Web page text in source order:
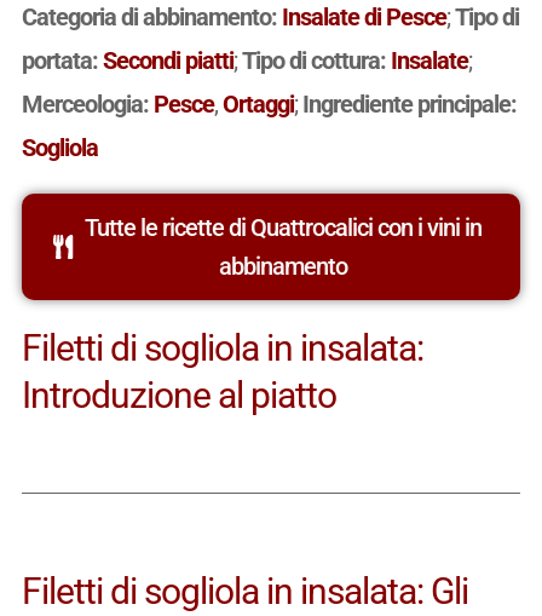
Categoria di abbinamento: Insalate di Pesce;Tipo di
portata:Secondi piatti;Tipo di cottura: Insalate;
Merceologia: Pesce,Ortaggi;Ingrediente principale:
Sogliola
Tutte le ricette di Quattrocalici con i vini in
abbinamento
Filetti di sogliola in insalata:
Introduzione al piatto
Filetti di sogliola in insalata: Gli